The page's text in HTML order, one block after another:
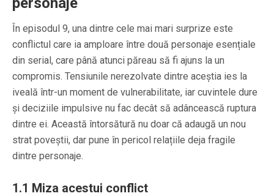
În episodul 9, una dintre cele mai mari surprize este
conflictul care ia amploare între două personaje esențiale
din serial, care până atunci păreau să fi ajuns la un
compromis. Tensiunile nerezolvate dintre aceștia ies la
iveală într-un moment de vulnerabilitate, iar cuvintele dure
și deciziile impulsive nu fac decât să adâncească ruptura
dintre ei. Această întorsătură nu doar că adaugă un nou
strat poveștii, dar pune în pericol relațiile deja fragile
dintre personaje.
1.1 Miza acestui conflict